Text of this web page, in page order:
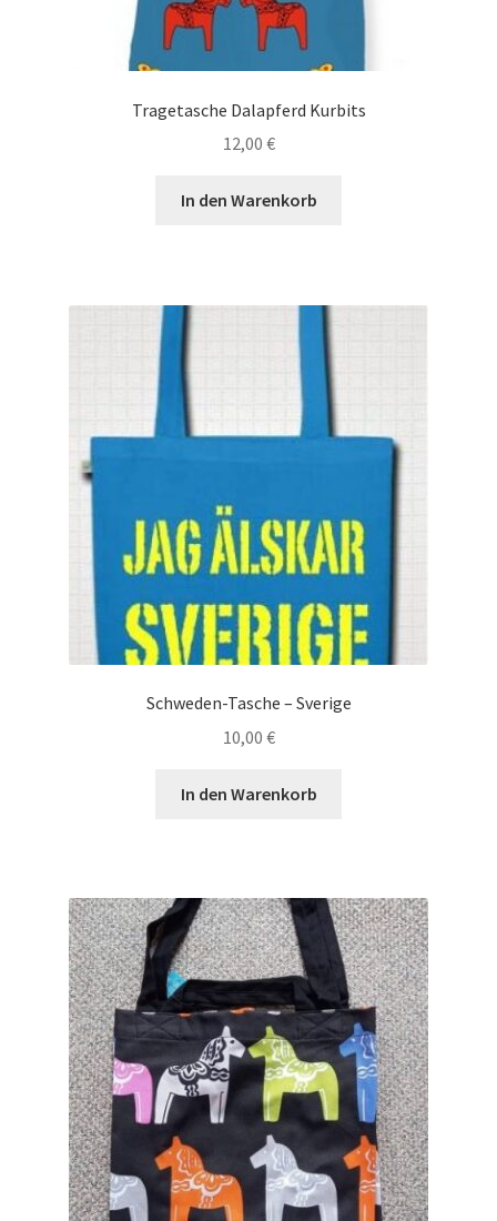
Tragetasche Dalapferd Kurbits
12,00 €
In den Warenkorb
Schweden-Tasche – Sverige
10,00 €
In den Warenkorb